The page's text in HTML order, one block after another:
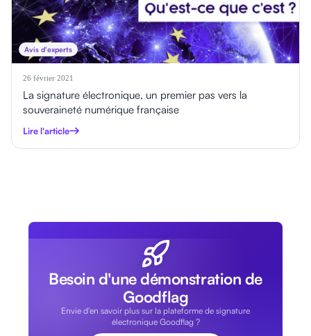
Avis d'experts
26 février 2021
La signature électronique, un premier pas vers la
souveraineté numérique française
Lire l'article
Besoin d'une démonstration de
Goodflag
Envie d'en savoir plus sur la plateforme de signature
électronique Goodflag ?